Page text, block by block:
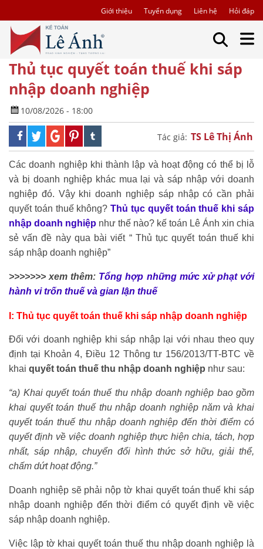
Giới thiệu Tuyển dụng Liên hệ Hỏi đáp
Thủ tục quyết toán thuế khi sáp
nhập doanh nghiệp
10/08/2026 - 18:00
Tác giả: TS Lê Thị Ánh
Các doanh nghiệp khi thành lập và hoạt động có thể bị lỗ
và bị doanh nghiệp khác mua lại và sáp nhập với doanh
nghiệp đó. Vậy khi doanh nghiệp sáp nhập có cần phải
quyết toán thuế không?Thủ tục quyết toán thuế khi sáp
nhập doanh nghiệp như thế nào? kế toán Lê Ánh xin chia
sẻ vấn đề này qua bài viết “ Thủ tục quyết toán thuế khi
sáp nhập doanh nghiệp”
>>>>>>> xem thêm: Tổng hợp những mức xử phạt với
hành vi trốn thuế và gian lận thuế
I: Thủ tục quyết toán thuế khi sáp nhập doanh nghiệp
Đối với doanh nghiệp khi sáp nhập lại với nhau theo quy
định tại Khoản 4, Điều 12 Thông tư 156/2013/TT-BTC về
khai quyết toán thuế thu nhập doanh nghiệp như sau:
“a) Khai quyết toán thuế thu nhập doanh nghiệp bao gồm
khai quyết toán thuế thu nhập doanh nghiệp năm và khai
quyết toán thuế thu nhập doanh nghiệp đến thời điểm có
quyết định về việc doanh nghiệp thực hiện chia, tách, hợp
nhất, sáp nhập, chuyển đổi hình thức sở hữu, giải thể,
chấm dứt hoạt động.”
Doanh nghiệp sẽ phải nộp tờ khai quyết toán thuế khi sáp
nhập doanh nghiệp đến thời điểm có quyết định về việc
sáp nhập doanh nghiệp.
Việc lập tờ khai quyết toán thuế thu nhập doanh nghiệp là